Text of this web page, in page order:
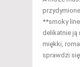
**smoky
delikatnie
miękki,
sprawdzi